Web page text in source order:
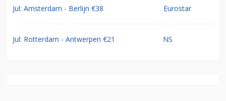
Jul: Amsterdam - Berlijn €38 Eurostar
Jul: Rotterdam - Antwerpen €21 NS